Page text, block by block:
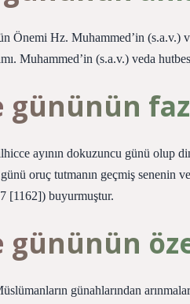
Önemi Hz. Muhammed’in (s.a.v.)
Muhammed’in (s.a.v.) veda
gününün
ayının dokuzuncu günü olup
oruç tutmanın geçmiş senenin
[1162]) buyurmuştur.
gününün
günahlarından